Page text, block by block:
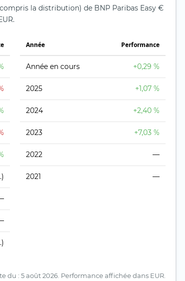
la distribution) de BNP Paribas Easy €
Année Performance
Année en cours +0,29 %
2025 +1,07 %
2024 +2,40 %
2023 +7,03 %
2022 —
2021 —
du : 5 août 2026. Performance affichée dans EUR.